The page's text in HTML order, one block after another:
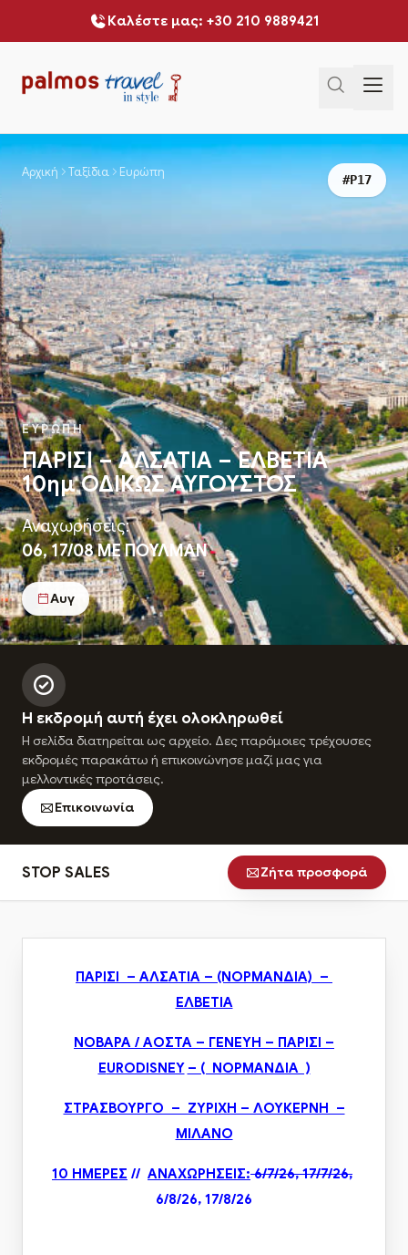
Καλέστε μας: +30 210 9889421
Αρχική Ταξίδια Ευρώπη #P17
ΕΥΡΩΠΗ
ΠΑΡΙΣΙ – ΑΛΣΑΤΙΑ – ΕΛΒΕΤΙΑ
10ημ ΟΔΙΚΩΣ ΑΥΓΟΥΣΤΟΣ
Αναχωρήσεις:
06, 17/08 ΜΕ ΠΟΥΛΜΑΝ
Αυγ
Η εκδρομή αυτή έχει ολοκληρωθεί
Η σελίδα διατηρείται ως αρχείο. Δες παρόμοιες τρέχουσες
εκδρομές παρακάτω ή επικοινώνησε μαζί μας για
μελλοντικές προτάσεις.
Επικοινωνία
STOP SALES Ζήτα προσφορά
ΠΑΡΙΣΙ – ΑΛΣΑΤΙΑ – (ΝΟΡΜΑΝΔΙΑ) –
ΕΛΒΕΤΙΑ
ΝΟΒΑΡΑ / ΑΟΣΤΑ – ΓΕΝΕΥΗ – ΠΑΡΙΣΙ –
ΕURODISNEY – ( ΝΟΡΜΑΝΔΙΑ )
ΣΤΡΑΣΒΟΥΡΓΟ – ΖΥΡΙΧΗ – ΛΟΥΚΕΡΝΗ –
ΜΙΛΑΝΟ
10 ΗΜΕΡΕΣ // ΑΝΑΧΩΡΗΣΕΙΣ:6/7/26,17/7/26,
6/8/26, 17/8/26